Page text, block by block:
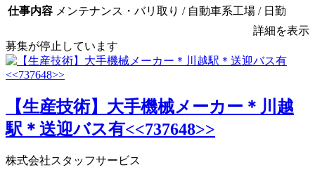
仕事内容 メンテナンス・バリ取り / 自動車系工場 / 日勤
詳細を表示
募集が停止しています
【生産技術】大手機械メーカー＊川越
駅＊送迎バス有<<737648>>
株式会社スタッフサービス